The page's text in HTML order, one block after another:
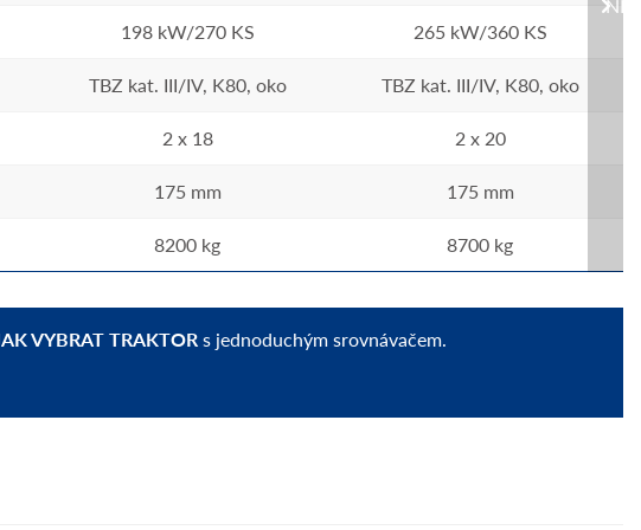
198 kW/270 KS
TBZ kat. III/IV, K80, oko
2 x 18
175 mm
8200 kg
265 kW/360 KS
TBZ kat. III/IV, K80, oko
2 x 20
175 mm
8700 kg
VYBRAT TRAKTORs jednoduchým srovnávačem.